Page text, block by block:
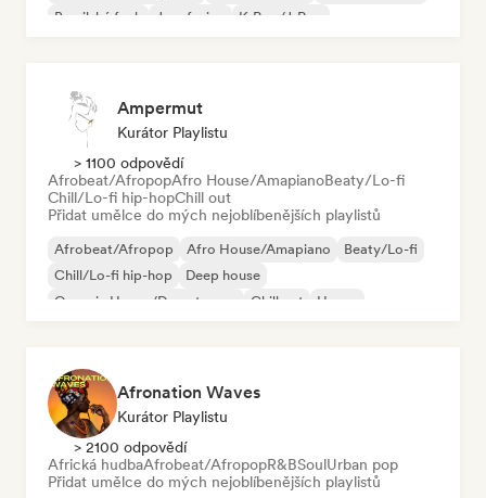
Brazilský funk
Jazz fusion K-Pop/J-Pop
Ampermut
Kurátor Playlistu
> 1100 odpovědí
Afrobeat/AfropopAfro House/AmapianoBeaty/Lo-fi
Chill/Lo-fi hip-hopChill out
Přidat umělce do mých nejoblíbenějších playlistů
Afrobeat/Afropop Afro House/Amapiano
Beaty/Lo-fi
Chill/Lo-fi hip-hop
Deep house
Organic House/Downtempo
Chill out House
Afronation Waves
Kurátor Playlistu
> 2100 odpovědí
Africká hudbaAfrobeat/AfropopR&BSoulUrban pop
Přidat umělce do mých nejoblíbenějších playlistů